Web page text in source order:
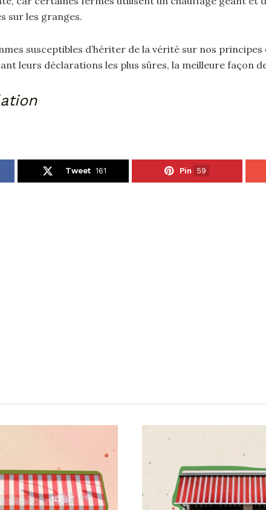
sur les granges.
susceptibles d’hériter de la vérité sur nos principes
leurs déclarations les plus sûres, la meilleure façon
Tweet 161 Pin 59